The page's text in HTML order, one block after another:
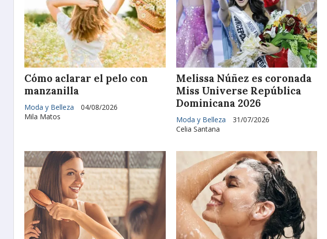
Cómo aclarar el pelo con
manzanilla
Mila Matos
Moda y Belleza 04/08/2026
Melissa Núñez es coronada
Miss Universe República
Dominicana 2026
Celia Santana
Moda y Belleza 31/07/2026